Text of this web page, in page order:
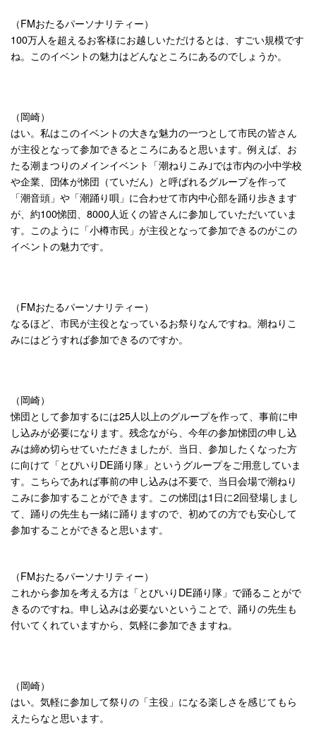
（FMおたるパーソナリティー）
100万人を超えるお客様にお越しいただけるとは、すごい規模です
ね。このイベントの魅力はどんなところにあるのでしょうか。
（岡崎）
はい。私はこのイベントの大きな魅力の一つとして市民の皆さん
が主役となって参加できるところにあると思います。例えば、お
たる潮まつりのメインイベント「潮ねりこみ｣では市内の小中学校
や企業、団体が悌団（ていだん）と呼ばれるグループを作って
「潮音頭」や「潮踊り唄」に合わせて市内中心部を踊り歩きます
が、約100悌団、8000人近くの皆さんに参加していただいていま
す。このように「小樽市民」が主役となって参加できるのがこの
イベントの魅力です。
（FMおたるパーソナリティー）
なるほど、市民が主役となっているお祭りなんですね。潮ねりこ
みにはどうすれば参加できるのですか。
（岡崎）
悌団として参加するには25人以上のグループを作って、事前に申
し込みが必要になります。残念ながら、今年の参加悌団の申し込
みは締め切らせていただきましたが、当日、参加したくなった方
に向けて「とびいりDE踊り隊」というグループをご用意していま
す。こちらであれば事前の申し込みは不要で、当日会場で潮ねり
こみに参加することができます。この悌団は1日に2回登場しまし
て、踊りの先生も一緒に踊りますので、初めての方でも安心して
参加することができると思います。
（FMおたるパーソナリティー）
これから参加を考える方は「とびいりDE踊り隊」で踊ることがで
きるのですね。申し込みは必要ないということで、踊りの先生も
付いてくれていますから、気軽に参加できますね。
（岡崎）
はい。気軽に参加して祭りの「主役」になる楽しさを感じてもら
えたらなと思います。